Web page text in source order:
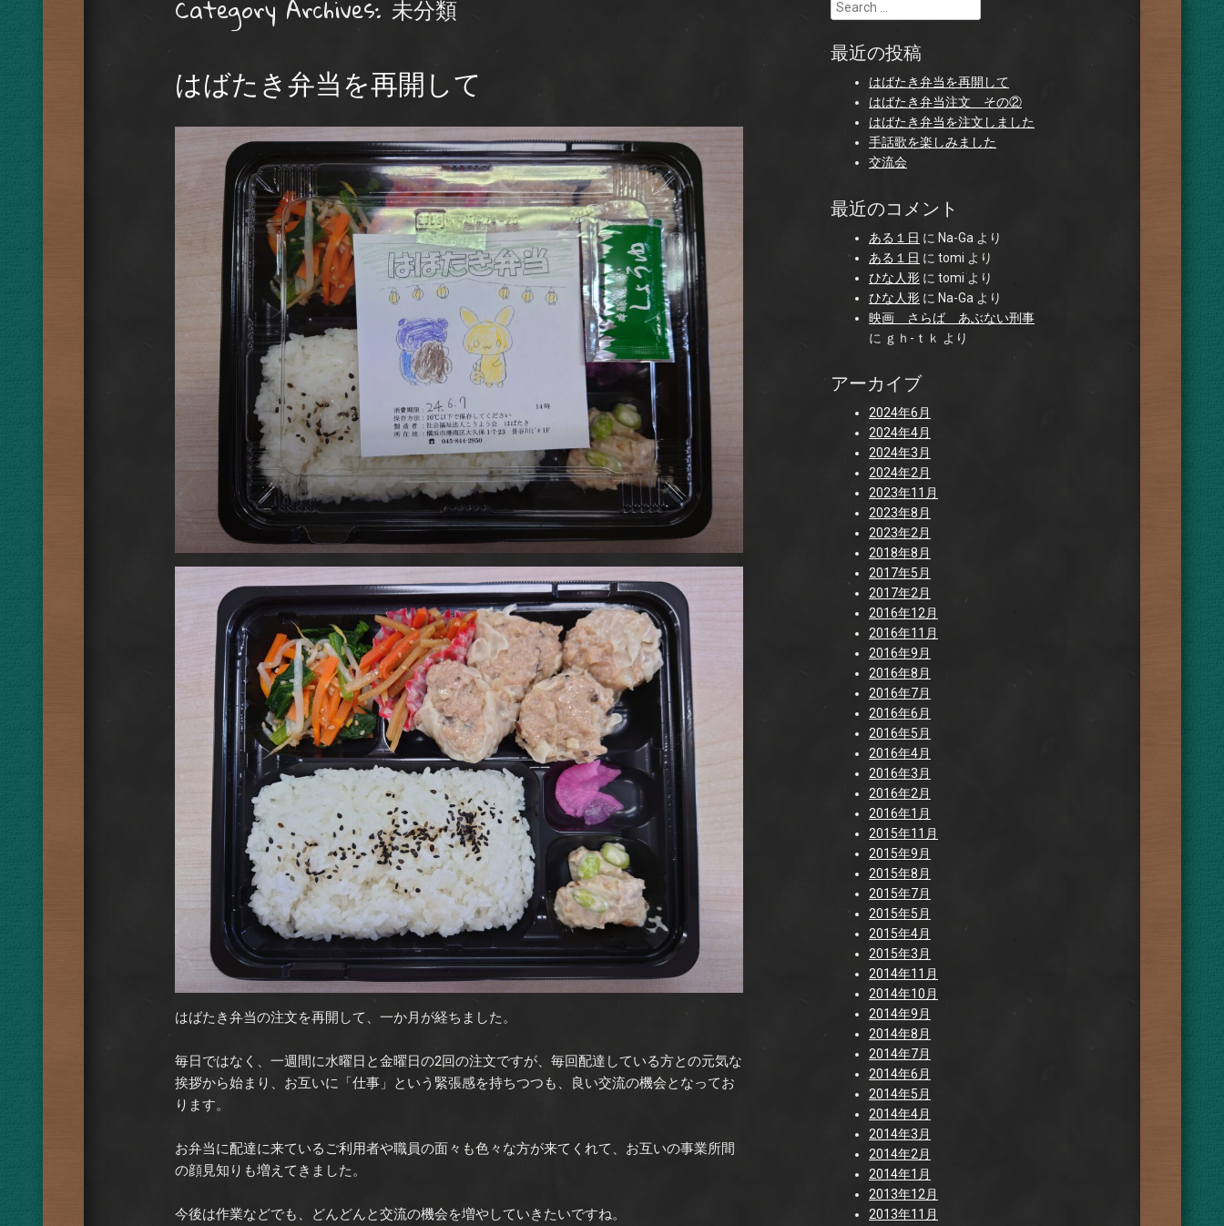
Category Archives: 未分類
はばたき弁当を再開して
はばたき弁当の注文を再開して、一か月が経ちました。
毎日ではなく、一週間に水曜日と金曜日の2回の注文ですが、毎回配達している方との元気な
挨拶から始まり、お互いに「仕事」という緊張感を持ちつつも、良い交流の機会となってお
ります。
お弁当に配達に来ているご利用者や職員の面々も色々な方が来てくれて、お互いの事業所間
の顔見知りも増えてきました。
今後は作業などでも、どんどんと交流の機会を増やしていきたいですね。
最近の投稿
はばたき弁当を再開して
はばたき弁当注文 その②
はばたき弁当を注文しました
手話歌を楽しみました
交流会
最近のコメント
ある１日 に Na-Ga より
ある１日 に tomi より
ひな人形 に tomi より
ひな人形 に Na-Ga より
映画 さらば あぶない刑事
に ｇｈ-ｔｋ より
アーカイブ
2024年6月
2024年4月
2024年3月
2024年2月
2023年11月
2023年8月
2023年2月
2018年8月
2017年5月
2017年2月
2016年12月
2016年11月
2016年9月
2016年8月
2016年7月
2016年6月
2016年5月
2016年4月
2016年3月
2016年2月
2016年1月
2015年11月
2015年9月
2015年8月
2015年7月
2015年5月
2015年4月
2015年3月
2014年11月
2014年10月
2014年9月
2014年8月
2014年7月
2014年6月
2014年5月
2014年4月
2014年3月
2014年2月
2014年1月
2013年12月
2013年11月